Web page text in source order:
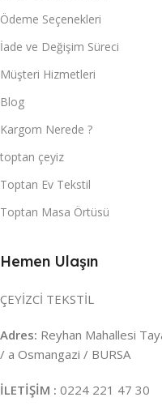
Ödeme Seçenekleri
İade ve Değişim Süreci
Müşteri Hizmetleri
Blog
Kargom Nerede ?
toptan çeyiz
Toptan Ev Tekstil
Toptan Masa Örtüsü
Hemen Ulaşın
ÇEYİZCİ TEKSTİL
Adres: Reyhan Mahallesi
/ a Osmangazi / BURSA
İLETİŞİM : 0224 221 47 30